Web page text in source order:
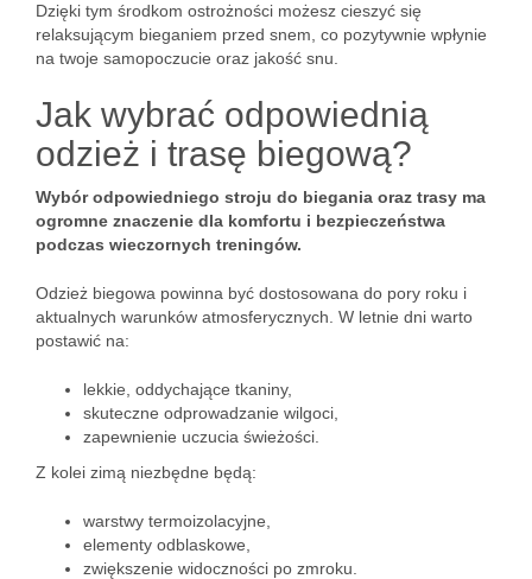
Dzięki tym środkom ostrożności możesz cieszyć się
relaksującym bieganiem przed snem, co pozytywnie wpłynie
na twoje samopoczucie oraz jakość snu.
Jak wybrać odpowiednią
odzież i trasę biegową?
Wybór odpowiedniego stroju do biegania oraz trasy ma
ogromne znaczenie dla komfortu i bezpieczeństwa
podczas wieczornych treningów.
Odzież biegowa powinna być dostosowana do pory roku i
aktualnych warunków atmosferycznych. W letnie dni warto
postawić na:
lekkie, oddychające tkaniny,
skuteczne odprowadzanie wilgoci,
zapewnienie uczucia świeżości.
Z kolei zimą niezbędne będą:
warstwy termoizolacyjne,
elementy odblaskowe,
zwiększenie widoczności po zmroku.